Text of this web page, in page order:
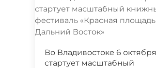
Во Владивостоке 6 октября
стартует масштабный